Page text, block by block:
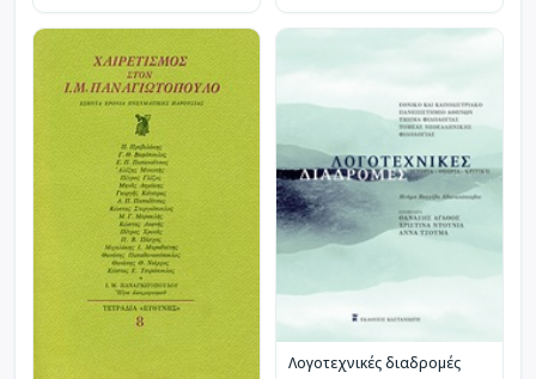
Λογοτεχνικές διαδρομές